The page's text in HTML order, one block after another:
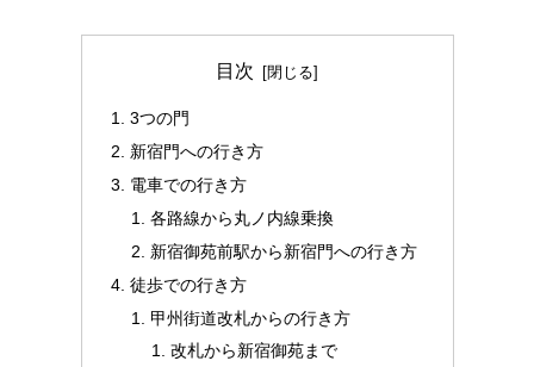
目次
3つの門
新宿門への行き方
電車での行き方
各路線から丸ノ内線乗換
新宿御苑前駅から新宿門への行き方
徒歩での行き方
甲州街道改札からの行き方
改札から新宿御苑まで